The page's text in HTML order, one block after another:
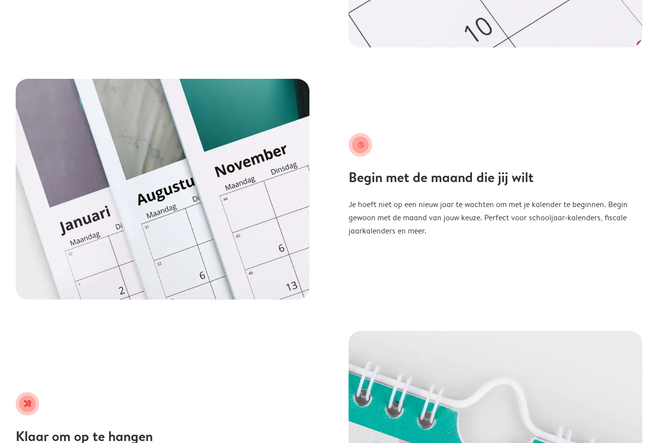
clock
Begin met de maand die jij wilt
Je hoeft niet op een nieuw jaar te wachten om met je kalender te beginnen. Begin
gewoon met de maand van jouw keuze. Perfect voor schooljaar-kalenders, fiscale
jaarkalenders en meer.
tools
Klaar om op te hangen